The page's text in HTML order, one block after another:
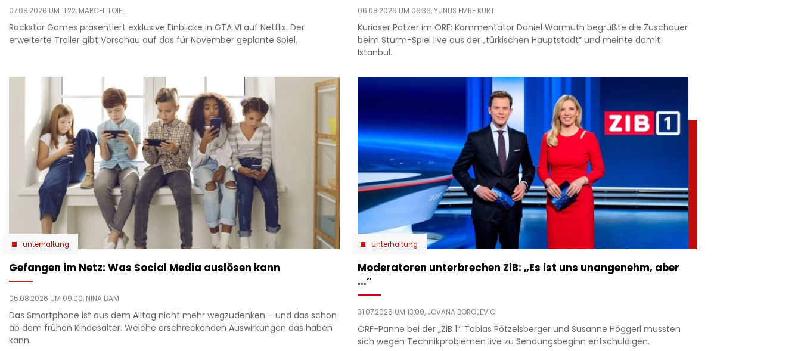
07.08.2026 UM 11:22, MARCEL TOIFL
Rockstar Games präsentiert exklusive Einblicke in GTA VI auf Netflix. Der
erweiterte Trailer gibt Vorschau auf das für November geplante Spiel.
06.08.2026 UM 09:36,YUNUS EMRE KURT
Kurioser Patzer im ORF: Kommentator Daniel Warmuth begrüßte die Zuschauer
beim Sturm-Spiel live aus der „türkischen Hauptstadt” und meinte damit
Istanbul.
unterhaltung
Gefangen im Netz: Was Social Media auslösen kann
05.08.2026 UM 09:00, NINA DAM
Das Smartphone ist aus dem Alltag nicht mehr wegzudenken – und das schon
ab dem frühen Kindesalter. Welche erschreckenden Auswirkungen das haben
kann.
unterhaltung
Moderatoren unterbrechen ZiB: „Es ist uns unangenehm, aber
...”
31.07.2026 UM 13:00, JOVANA BOROJEVIC
ORF-Panne bei der „ZiB 1“: Tobias Pötzelsberger und Susanne Höggerl mussten
sich wegen Technikproblemen live zu Sendungsbeginn entschuldigen.